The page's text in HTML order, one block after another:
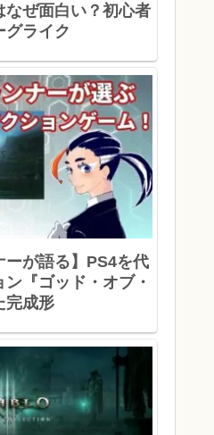
なぜ面白い？初心者
グライク
ーが語る】PS4を代
『ゴッド・オブ・
完成形